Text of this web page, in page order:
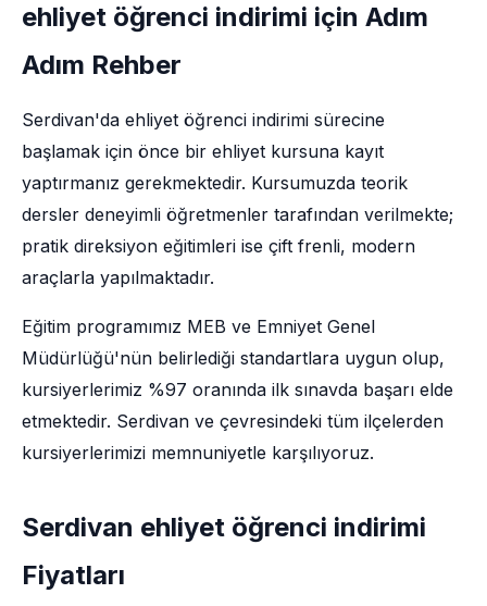
ehliyet öğrenci indirimi için Adım
Adım Rehber
Serdivan'da ehliyet öğrenci indirimi sürecine
başlamak için önce bir ehliyet kursuna kayıt
yaptırmanız gerekmektedir. Kursumuzda teorik
dersler deneyimli öğretmenler tarafından verilmekte;
pratik direksiyon eğitimleri ise çift frenli, modern
araçlarla yapılmaktadır.
Eğitim programımız MEB ve Emniyet Genel
Müdürlüğü'nün belirlediği standartlara uygun olup,
kursiyerlerimiz %97 oranında ilk sınavda başarı elde
etmektedir. Serdivan ve çevresindeki tüm ilçelerden
kursiyerlerimizi memnuniyetle karşılıyoruz.
Serdivan ehliyet öğrenci indirimi
Fiyatları